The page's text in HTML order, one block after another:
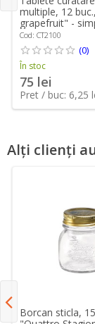
multiple, 12
grapefruit" -
Cod: CT2100
(0)
În stoc
75 lei
Pret / buc: 6,25
Alți clienți
Borcan sticla,